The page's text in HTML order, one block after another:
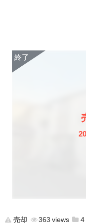
売却 363
4